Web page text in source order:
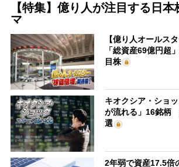
【特集】億り人が注目する日
マ
【億り人オールス
「総資産69億円超
目株
キオクシア・ショ
が流れる」16銘柄
選
2年弱で資産17.5倍